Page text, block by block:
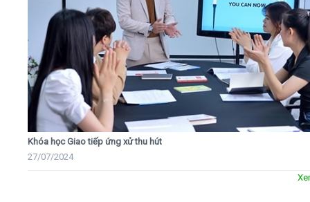
Khóa học Giao tiếp ứng xử thu hút
27/07/2024